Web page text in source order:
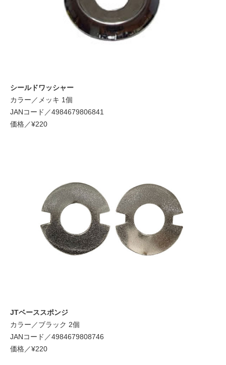
シールドワッシャー
カラー／メッキ 1個
JANコード／4984679806841
価格／¥220
JTベーススポンジ
カラー／ブラック 2個
JANコード／4984679808746
価格／¥220